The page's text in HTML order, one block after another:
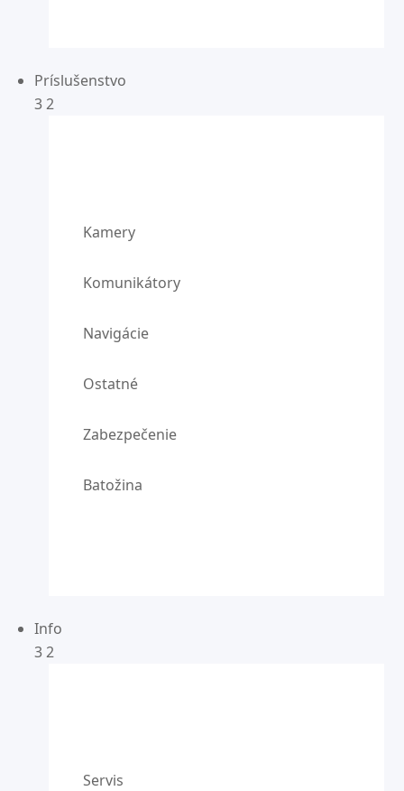
Príslušenstvo
3 2
Kamery
Komunikátory
Navigácie
Ostatné
Zabezpečenie
Batožina
Info
3 2
Servis